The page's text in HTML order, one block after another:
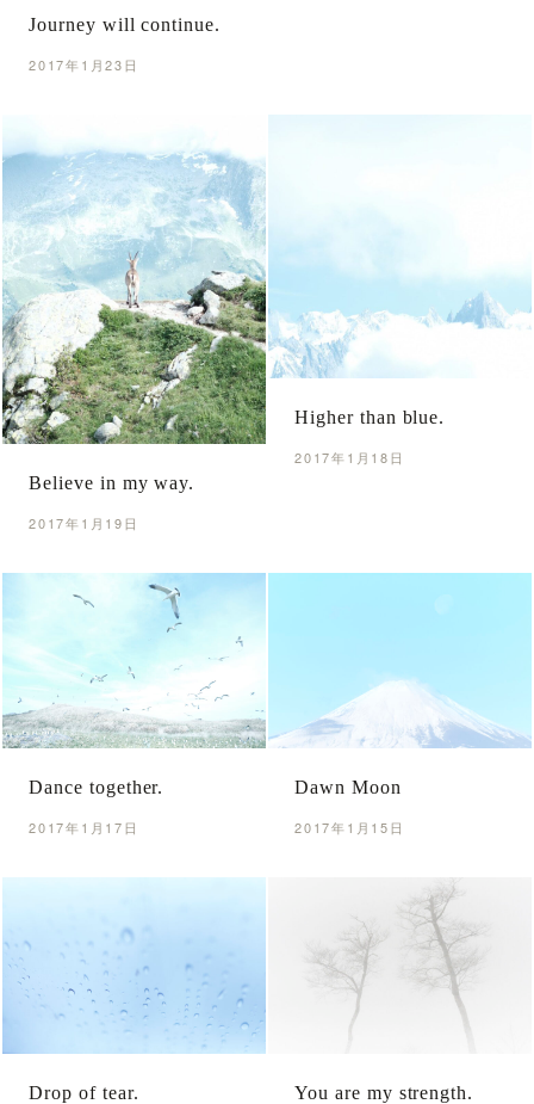
Journey will continue.
2017年1月23日
Believe in my way.
2017年1月19日
Higher than blue.
2017年1月18日
Dance together.
2017年1月17日
Dawn Moon
2017年1月15日
Drop of tear. You are my strength.